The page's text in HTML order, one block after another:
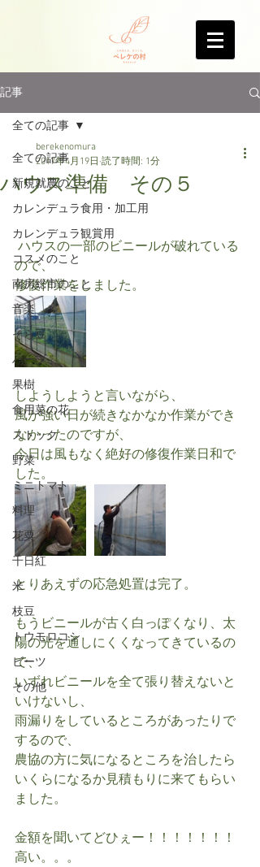
記事
全ての記事
新規就農のこと
カレンデュラ食用・加工用
カレンデュラ観賞用
コスメのこと
南房総市のこと
音楽
そら豆
ハーブ
果樹
食用菜の花
ストック
野菜
ミニトマト
料理
花粟
千日紅
米
枝豆
トウモロコシ
ビーツ
その他
全ての記事
ハウス準備 その５
berekenomura
2017年4月19日 読了時間: 1分
ので、
修復作業をしました。
しようしようと言いながら、
風が強い日が続きなかなか作業ができ
なかったのですが、
今日は風もなく絶好の修復作業日和で
した。
とりあえずの応急処置は完了。
もうビニールが古く白っぽくなり、太
陽の光を通しにくくなってきているの
で、
いずれビニールを全て張り替えないと
いけないし、
雨漏りをしているところがあったりで
するので、
農協の方に気になるところを治したら
いくらになるか見積もりに来てもらい
ました。
金額を聞いてどひぇー！！！！！！！
高い。。。